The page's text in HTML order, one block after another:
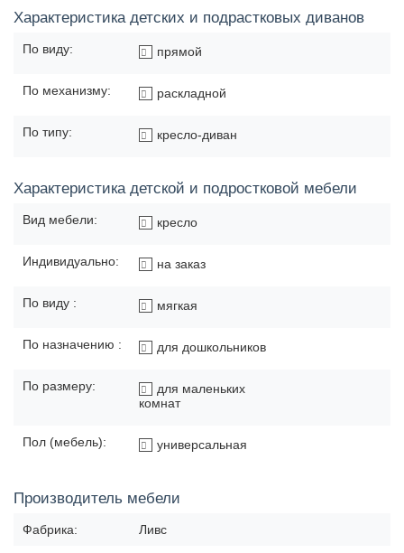
Характеристика детских и подрастковых диванов
По виду: прямой
По механизму: раскладной
По типу: кресло-диван
Характеристика детской и подростковой мебели
Вид мебели: кресло
Индивидуально: на заказ
По виду : мягкая
По назначению : для дошкольников
По размеру:
для маленьких
комнат
Пол (мебель): универсальная
Производитель мебели
Фабрика: Ливс